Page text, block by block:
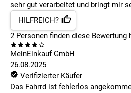
sehr gut verarbeitet und bringt mir
HILFREICH?
2 Personen finden diese Bewertung
MeinEinkauf GmbH
26.08.2025
Verifizierter Käufer
Das Fahrrd ist fehlerlos